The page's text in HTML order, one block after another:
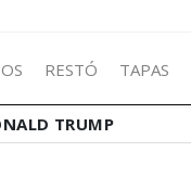
RESTÓ TAPAS
TRUMP